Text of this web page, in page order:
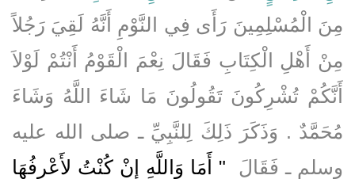
مِنَ الْمُسْلِمِينَ رَأَى فِي النَّوْمِ أَنَّهُ لَقِيَ رَجُلاً
مِنْ أَهْلِ الْكِتَابِ فَقَالَ نِعْمَ الْقَوْمُ أَنْتُمْ لَوْلاَ
أَنَّكُمْ تُشْرِكُونَ تَقُولُونَ مَا شَاءَ اللَّهُ وَشَاءَ
مُحَمَّدٌ ‏.‏ وَذَكَرَ ذَلِكَ لِلنَّبِيِّ ـ صلى الله عليه
وسلم ـ فَقَالَ ‏
"‏ أَمَا وَاللَّهِ إِنْ كُنْتُ لأَعْرِفُهَا